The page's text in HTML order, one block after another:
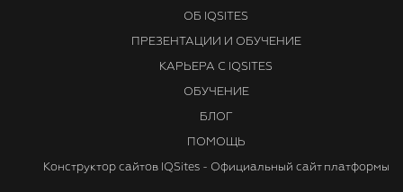
ОБ IQSITES
ПРЕЗЕНТАЦИИ И ОБУЧЕНИЕ
КАРЬЕРА С IQSITES
ОБУЧЕНИЕ
БЛОГ
ПОМОЩЬ
Конструктор сайтов IQSites - Официальный сайт платформы